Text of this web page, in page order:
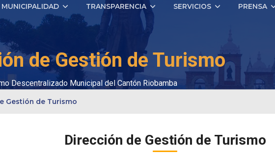
MUNICIPALIDAD TRANSPARENCIA SERVICIOS PRENSA
de Gestión de Turismo
Descentralizado Municipal del Cantón Riobamba
Gestión de Turismo
Dirección de Gestión de Turismo